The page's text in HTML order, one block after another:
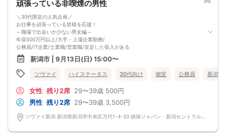
頑張っている非喫煙の男性
＼30代限定の人気企画／
お仕事を頑張っている皆様を応援！
～職場で出会いが少ない男女編～
年収500万円以上/大手・上場企業勤務/
公務員/IT企業/士業職/営業職/安定した収入がある
お仕事を頑張っている男性が集う人気の企画♡
＼さらに今回は／
ノンスモーカーの男性で開催！
ずっと大切に想ってくれる彼となら
～この人なら、と思えるお相手を～
新潟市 | 9月13日(日) 15:00〜
ツヴァイ ハイステータス 30代向け 個室 公務員 新潟県
女性 残り2席 29〜39歳 500円
男性 残り2席 29〜39歳 3,500円
ツヴァイ新潟 新潟県新潟市中央区万代1-4-33 損保ジャパン・新潟セントラルビル3階『ツヴァイ会場』